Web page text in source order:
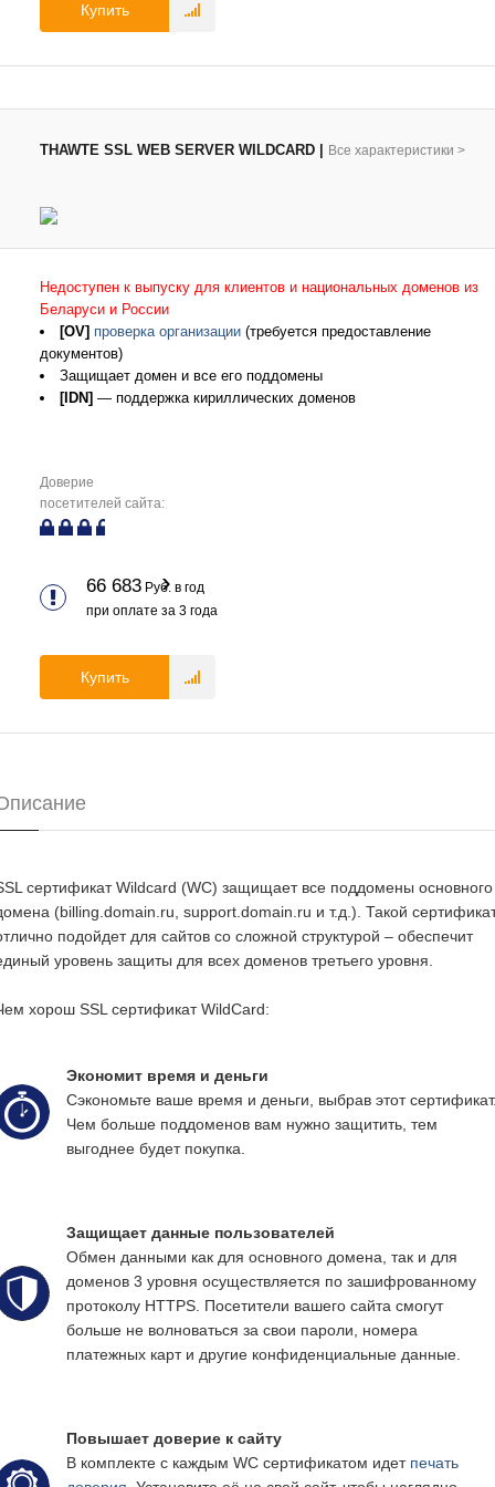
Купить
THAWTE SSL WEB SERVER WILDCARD Все характеристики >
Недоступен к выпуску для клиентов и национальных доменов из
Беларуси и России
[OV] проверка организации (требуется предоставление
документов)
Защищает домен и все его поддомены
[IDN] — поддержка кириллических доменов
Доверие
посетителей сайта:
66 683 Руб. в год
при оплате за 3 года
Купить
сертификат Wildcard (WC) защищает все поддомены основного
(billing.domain.ru, support.domain.ru и т.д.). Такой
подойдет для сайтов со сложной структурой – обеспечит
уровень защиты для всех доменов третьего уровня.
хорош SSL сертификат WildCard:
Экономит время и деньги
Сэкономьте ваше время и деньги, выбрав этот
Чем больше поддоменов вам нужно защитить, тем
выгоднее будет покупка.
Защищает данные пользователей
Обмен данными как для основного домена, так и для
доменов 3 уровня осуществляется по зашифрованному
протоколу HTTPS. Посетители вашего сайта смогут
больше не волноваться за свои пароли, номера
платежных карт и другие конфиденциальные данные.
Повышает доверие к сайту
В комплекте с каждым WC сертификатом идет печать